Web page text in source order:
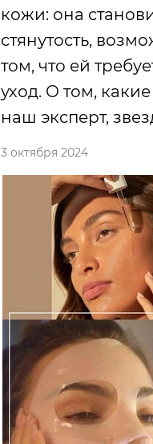
кожи: она
стянутость,
том, что ей
уход. О том,
наш эксперт,
3 октября 2024